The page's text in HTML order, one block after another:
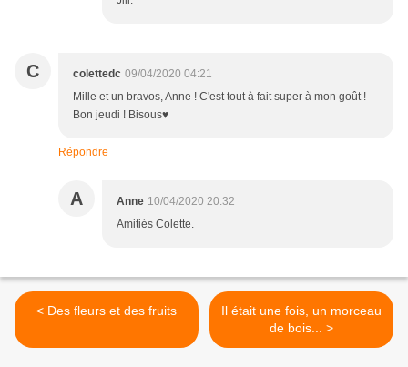
C colettedc 09/04/2020 04:21
Mille et un bravos, Anne ! C'est tout à fait super à mon goût !
Bon jeudi ! Bisous♥
Répondre
A Anne 10/04/2020 20:32
Amitiés Colette.
< Des fleurs et des fruits
Il était une fois, un morceau
de bois... >